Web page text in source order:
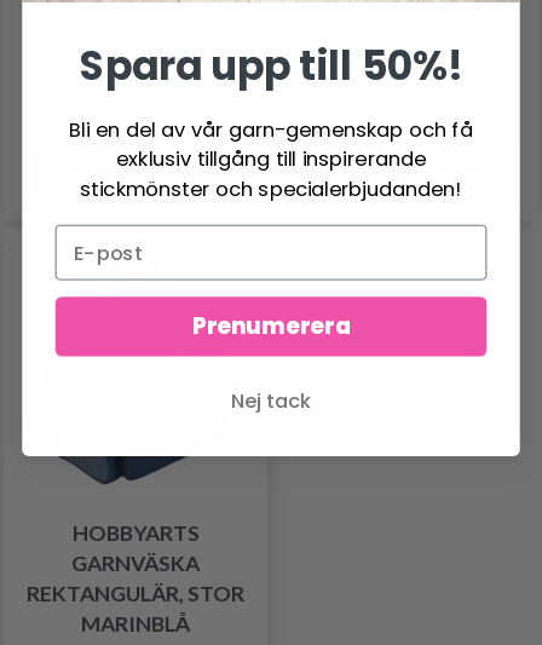
784.00 SEK
Antal
Lägg till varukorgen
355.00 SEK
Antal
Lägg till varukorgen
HOBBYARTS
GARNVÄSKA
REKTANGULÄR, STOR
MARINBLÅ
Spara upp till 50%!
Bli en del av vår garn-gemenskap och få
exklusiv tillgång till inspirerande
stickmönster och specialerbjudanden!
Prenumerera
Nej tack